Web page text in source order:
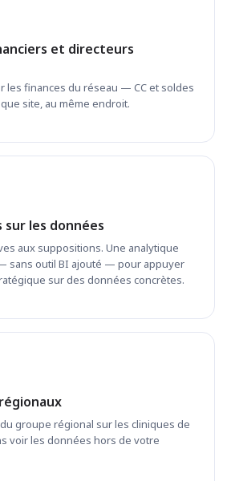
et directeurs
les finances du réseau — CC et soldes
site, au même endroit.
sur les données
aux suppositions. Une analytique
sans outil BI ajouté — pour appuyer
sur des données concrètes.
groupe régional sur les cliniques de
voir les données hors de votre